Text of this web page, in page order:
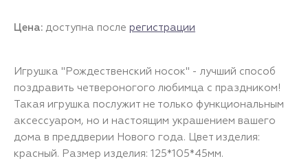
Цена: доступна после регистрации
Игрушка "Рождественский носок" - лучший способ
поздравить четвероногого любимца с праздником!
Такая игрушка послужит не только функциональным
аксессуаром, но и настоящим украшением вашего
дома в преддверии Нового года. Цвет изделия:
красный. Размер изделия: 125*105*45мм.